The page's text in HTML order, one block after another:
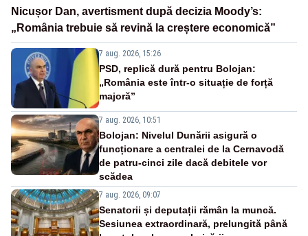
Nicușor Dan, avertisment după decizia Moody’s:
„România trebuie să revină la creștere economică”
7 aug. 2026, 15:26
PSD, replică dură pentru Bolojan:
„România este într-o situație de forță
majoră”
7 aug. 2026, 10:51
Bolojan: Nivelul Dunării asigură o
funcționare a centralei de la Cernavodă
de patru-cinci zile dacă debitele vor
scădea
7 aug. 2026, 09:07
Senatorii și deputații rămân la muncă.
Sesiunea extraordinară, prelungită până